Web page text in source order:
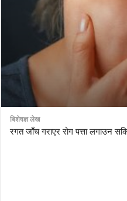
बिशेषज्ञ लेख
रगत जाँच गराएर रोग पत्ता लगाउन